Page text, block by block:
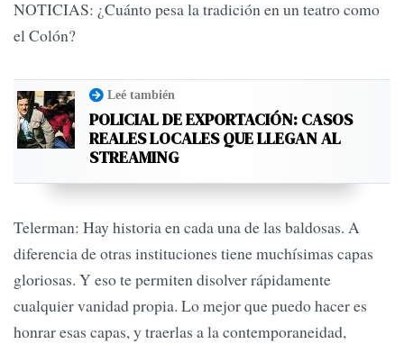
NOTICIAS: ¿Cuánto pesa la tradición en un teatro como
el Colón?
Leé también
POLICIAL DE EXPORTACIÓN: CASOS
REALES LOCALES QUE LLEGAN AL
STREAMING
Telerman: Hay historia en cada una de las baldosas. A
diferencia de otras instituciones tiene muchísimas capas
gloriosas. Y eso te permiten disolver rápidamente
cualquier vanidad propia. Lo mejor que puedo hacer es
honrar esas capas, y traerlas a la contemporaneidad,